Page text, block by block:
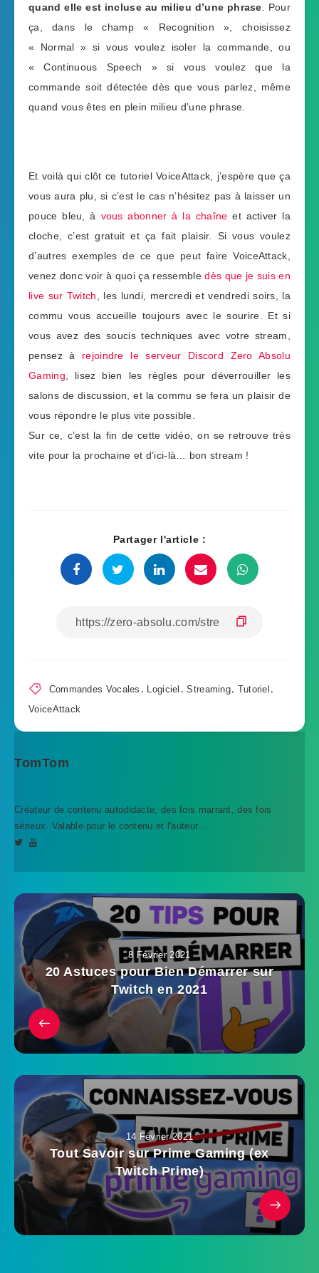
quand elle est incluse au milieu d’une phrase . Pour
ça, dans le champ « Recognition », choisissez
« Normal » si vous voulez isoler la commande, ou
« Continuous Speech » si vous voulez que la
commande soit détectée dès que vous parlez, même
quand vous êtes en plein milieu d’une phrase.
Et voilà qui clôt ce tutoriel VoiceAttack, j’espère que ça
vous aura plu, si c’est le cas n’hésitez pas à laisser un
pouce bleu, à vous abonner à la chaîne et activer la
cloche, c’est gratuit et ça fait plaisir. Si vous voulez
d’autres exemples de ce que peut faire VoiceAttack,
venez donc voir à quoi ça ressembledès que je suis en
live sur Twitch, les lundi, mercredi et vendredi soirs, la
commu vous accueille toujours avec le sourire. Et si
vous avez des soucis techniques avec votre stream,
pensez à rejoindre le serveur Discord Zero Absolu
Gaming, lisez bien les règles pour déverrouiller les
salons de discussion, et la commu se fera un plaisir de
vous répondre le plus vite possible.
Sur ce, c’est la fin de cette vidéo, on se retrouve très
vite pour la prochaine et d’ici-là… bon stream !
Partager l'article :
Commandes Vocales , Logiciel ,Streaming, Tutoriel ,
VoiceAttack
TomTom
Créateur de contenu autodidacte, des fois marrant, des fois
sérieux. Valable pour le contenu et l'auteur...
8 Février 2021
20 Astuces pour Bien Démarrer sur
Twitch en 2021
14 Février 2021
Tout Savoir sur Prime Gaming (ex
Twitch Prime)